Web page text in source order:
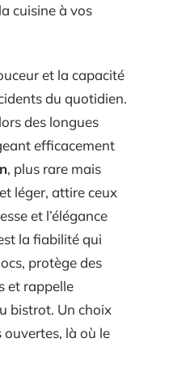
cuisine à vos
et la capacité
du quotidien.
des longues
efficacement
, plus rare mais
léger, attire ceux
et l’élégance
la fiabilité qui
protège des
et rappelle
bistrot. Un choix
là où le